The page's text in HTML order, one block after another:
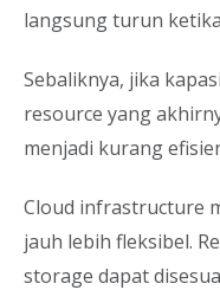
langsung turun
Sebaliknya, jika
resource yang
menjadi kurang
Cloud infrastructure
jauh lebih fleksibel.
storage dapat